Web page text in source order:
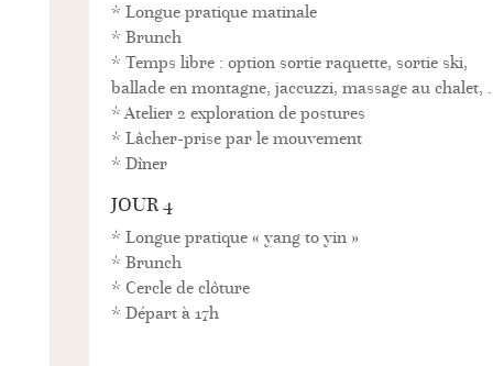
* Longue pratique matinale
* Brunch
* Temps libre : option sortie raquette, sortie ski,
ballade en montagne, jaccuzzi, massage au chalet,
* Atelier 2 exploration de postures
* Lâcher-prise par le mouvement
* Dîner
JOUR 4
* Longue pratique « yang to yin »
* Brunch
* Cercle de clôture
* Départ à 17h